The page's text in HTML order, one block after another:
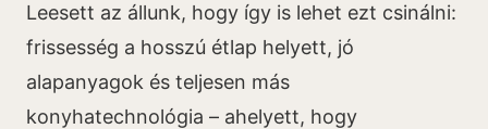
Leesett az állunk, hogy így is lehet ezt csinálni:
frissesség a hosszú étlap helyett, jó
alapanyagok és teljesen más
konyhatechnológia – ahelyett, hogy